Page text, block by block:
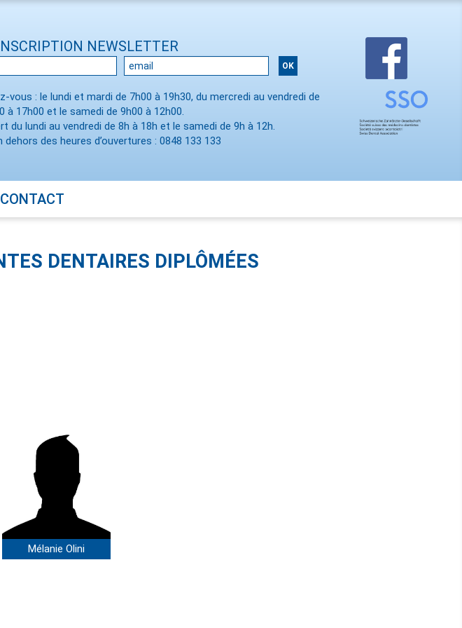
NEWSLETTER
vous : le lundi et mardi de 7h00 à 19h30, du mercredi au vendredi de
à 17h00 et le samedi de 9h00 à 12h00.
du lundi au vendredi de 8h à 18h et le samedi de 9h à 12h.
dehors des heures d’ouvertures : 0848 133 133
CONTACT
DENTAIRES DIPLÔMÉES
Mélanie Olini